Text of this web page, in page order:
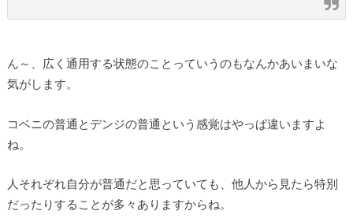
ん～、広く通用する状態のことっていうのもなんかあいまいな
気がします。
コベニの普通とデンジの普通という感覚はやっぱ違いますよ
ね。
人それぞれ自分が普通だと思っていても、他人から見たら特別
だったりすることが多々ありますからね。